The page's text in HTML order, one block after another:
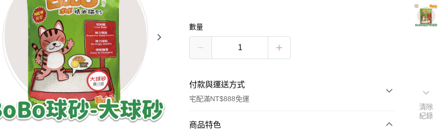
數量
付款與運送方式
宅配滿NT$888免運
付款方式
商品特色
清除
紀錄